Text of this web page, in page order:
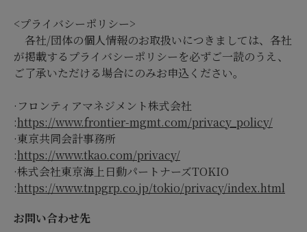
<プライバシーポリシー>
各社/団体の個人情報のお取扱いにつきましては、各社
が掲載するプライバシーポリシーを必ずご一読のうえ、
ご了承いただける場合にのみお申込ください。
·フロンティアマネジメント株式会社
:https://www.frontier-mgmt.com/privacy_policy/
·東京共同会計事務所
:https://www.tkao.com/privacy/
·株式会社東京海上日動パートナーズTOKIO
:https://www.tnpgrp.co.jp/tokio/privacy/index.html
お問い合わせ先